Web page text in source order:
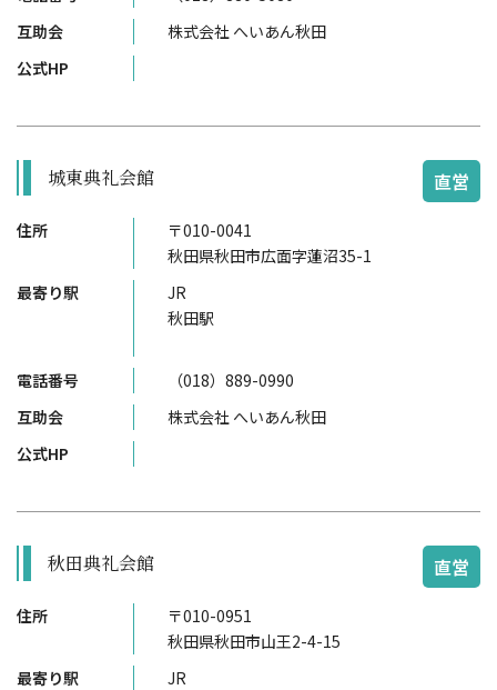
互助会
株式会社 へいあん秋田
公式HP
城東典礼会館 直営
住所
〒010-0041
秋田県秋田市広面字蓮沼35-1
最寄り駅
JR
秋田駅
電話番号
（018）889-0990
互助会
株式会社 へいあん秋田
公式HP
秋田典礼会館 直営
住所
〒010-0951
秋田県秋田市山王2-4-15
最寄り駅
JR